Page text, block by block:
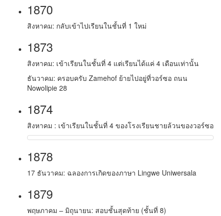
1870
สิงหาคม: กลับเข้าไปเรียนในชั้นที่ 1 ใหม่
1873
สิงหาคม: เข้าเรียนในชั้นที่ 4 แต่เรียนได้แค่ 4 เดือนเท่านั้น
ธันวาคม: ครอบครับ Zamehof ย้ายไปอยู่ที่วอร์ซอ ถนน
Nowolipie 28
1874
สิงหาคม : เข้าเรียนในชั้นที่ 4 ของโรงเรียนชายล้วนของวอร์ซอ
1878
17 ธันวาคม: ฉลองการเกิดของภาษา Lingwe Uniwersala
1879
พฤษภาคม – มิถุนายน: สอบชั้นสุดท้าย (ชั้นที่ 8)